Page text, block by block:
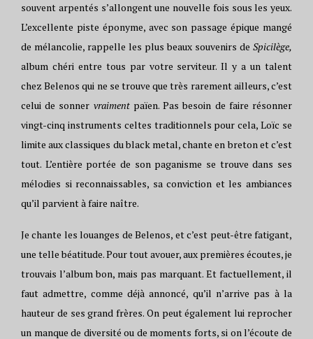
souvent arpentés s’allongent une nouvelle fois sous les yeux.
L’excellente piste éponyme, avec son passage épique mangé
de mélancolie, rappelle les plus beaux souvenirs de Spicilège,
album chéri entre tous par votre serviteur. Il y a un talent
chez Belenos qui ne se trouve que très rarement ailleurs, c’est
celui de sonner vraiment païen. Pas besoin de faire résonner
vingt-cinq instruments celtes traditionnels pour cela, Loïc se
limite aux classiques du black metal, chante en breton et c’est
tout. L’entière portée de son paganisme se trouve dans ses
mélodies si reconnaissables, sa conviction et les ambiances
qu’il parvient à faire naître.
Je chante les louanges de Belenos, et c’est peut-être fatigant,
une telle béatitude. Pour tout avouer, aux premières écoutes, je
trouvais l’album bon, mais pas marquant. Et factuellement, il
faut admettre, comme déjà annoncé, qu’il n’arrive pas à la
hauteur de ses grand frères. On peut également lui reprocher
un manque de diversité ou de moments forts, si on l’écoute de